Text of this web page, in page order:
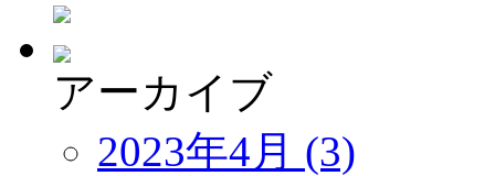
アーカイブ
2023年4月 (3)